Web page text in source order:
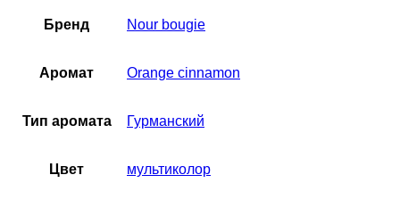
Бренд Nour bougie
Аромат Orange cinnamon
Тип аромата Гурманский
Цвет мультиколор